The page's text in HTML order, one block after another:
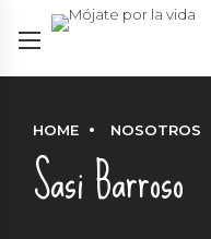
HOME NOSOTROS
Sasi Barroso